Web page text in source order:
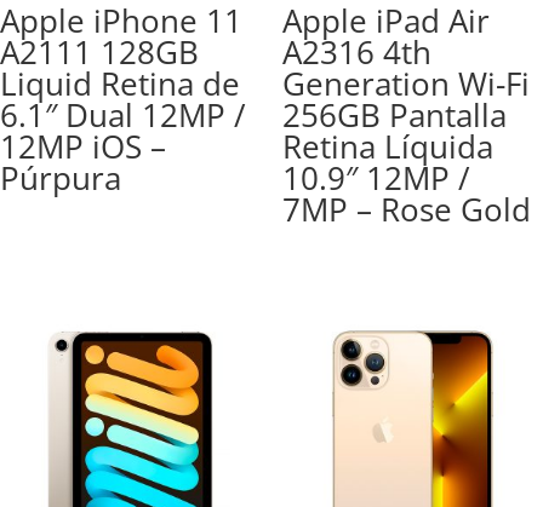
Apple iPhone 11
A2111 128GB
Liquid Retina de
6.1″ Dual 12MP /
12MP iOS –
Púrpura
Apple iPad Air
A2316 4th
Generation Wi-Fi
256GB Pantalla
Retina Líquida
10.9″ 12MP /
7MP – Rose Gold